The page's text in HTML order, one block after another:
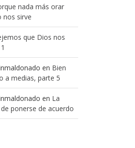
nada más orar
nos sirve
que Dios nos
en Bien
a medias, parte 5
en La
ponerse de acuerdo